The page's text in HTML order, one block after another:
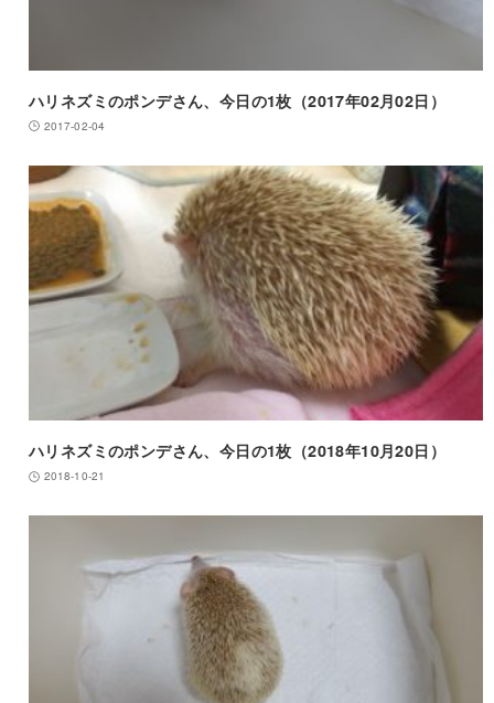
ハリネズミのポンデさん、今日の1枚（2017年02月02日）
2017-02-04
ハリネズミのポンデさん、今日の1枚（2018年10月20日）
2018-10-21